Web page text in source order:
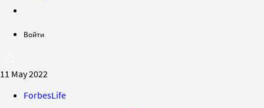
Войти
11 May 2022
ForbesLife